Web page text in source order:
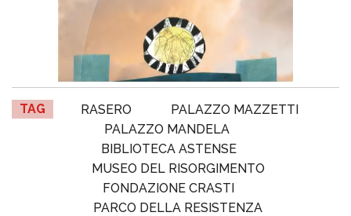
TAG RASERO
PALAZZO MAZZETTI
PALAZZO MANDELA
BIBLIOTECA ASTENSE
MUSEO DEL RISORGIMENTO
FONDAZIONE CRASTI
PARCO DELLA RESISTENZA